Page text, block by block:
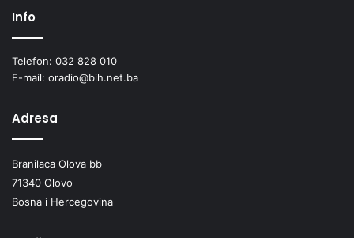
Info
Telefon: 032 828 010
E-mail: oradio@bih.net.ba
Adresa
Branilaca Olova bb
71340 Olovo
Bosna i Hercegovina